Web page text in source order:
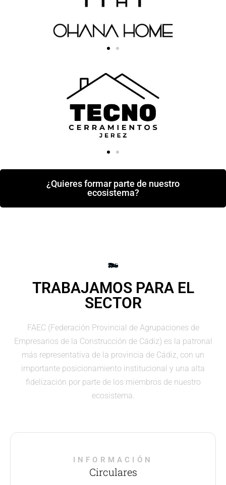
¿Quieres formar parte de nuestro
ecosistema?
TRABAJAMOS PARA EL
SECTOR
FAEC (Federación Provincial de Agrupaciones de
Empresarios de la Construcción de Cádiz) es la patronal
más representativa de la provincia de Cádiz, con un
importante posicionamiento institucional y una alta
fidelización por parte de los miembros de nuestro
ecosistema.
INFORMACIÓN
Circulares